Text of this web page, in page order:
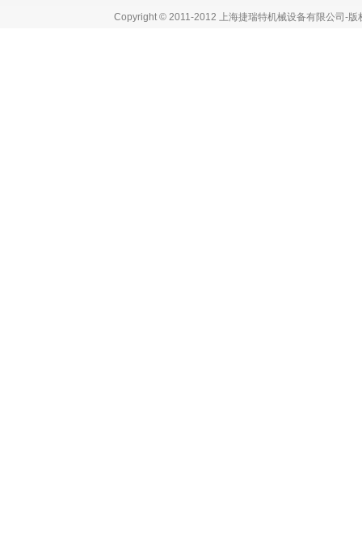
Copyright © 2011-2012 上海捷瑞特机械设备有限公司-